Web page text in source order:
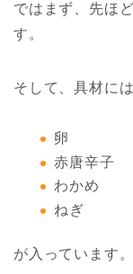
ではまず、先ほ
す。
そして、具材に
卵
赤唐辛子
わかめ
ねぎ
が入っています。